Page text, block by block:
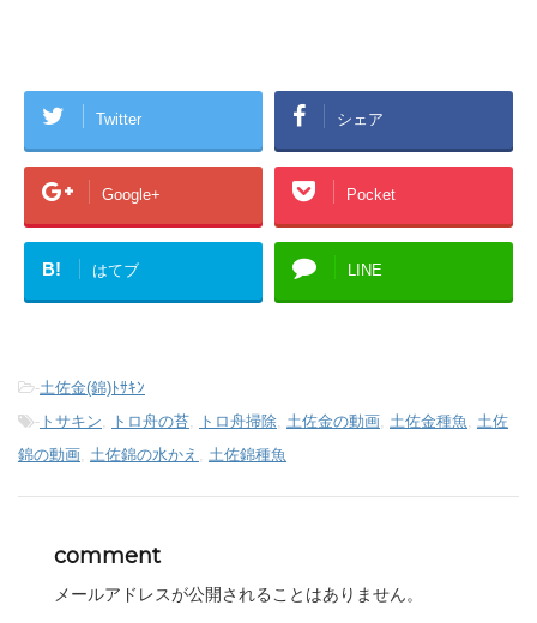
Twitter シェア
Google+ Pocket
B! はてブ LINE
-土佐金(錦)ﾄｻｷﾝ
- トサキン トロ舟の苔 トロ舟掃除 土佐金の動画 土佐金種魚
土佐
錦の動画 土佐錦の水かえ 土佐錦種魚
comment
メールアドレスが公開されることはありません。